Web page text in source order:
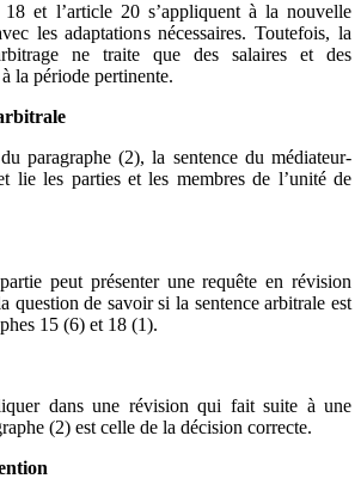
et l’article 20 s’appliquent à la nouvelle
les adaptations nécessaires. Toutefois, la
ne traite que des salaires et des
la période pertinente.
paragraphe (2), la sentence du médiateur-
lie les parties et les membres de l’unité de
peut présenter une requête en révision
question de savoir si la sentence arbitrale est
15 (6) et 18 (1).
dans une révision qui fait suite à une
(2) est celle de la décision correcte.